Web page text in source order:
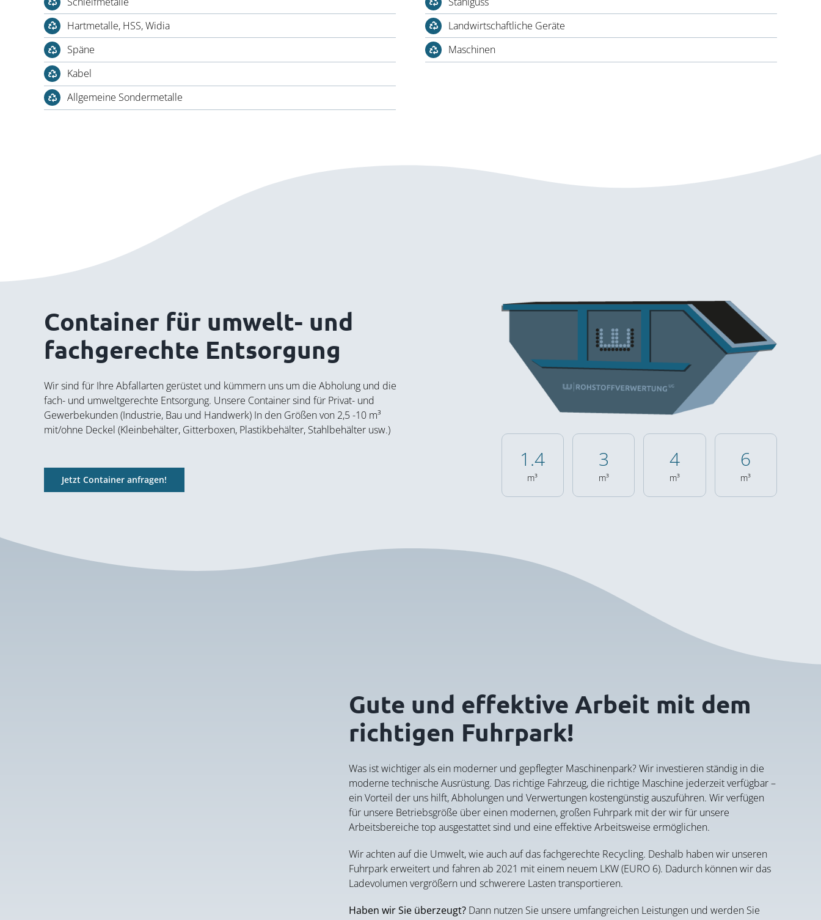
Hartmetalle, HSS, Widia
Späne
Kabel
Allgemeine Sondermetalle
Landwirtschaftliche Geräte
Maschinen
Container für umwelt- und
fachgerechte Entsorgung
Wir sind für Ihre Abfallarten gerüstet und kümmern uns um die Abholung und die
fach- und umweltgerechte Entsorgung. Unsere Container sind für Privat- und
Gewerbekunden (Industrie, Bau und Handwerk) In den Größen von 2,5 -10 m³
mit/ohne Deckel (Kleinbehälter, Gitterboxen, Plastikbehälter, Stahlbehälter usw.)
Jetzt Container anfragen!
2.2
m³
4
m³
6
m³
9
m³
Gute und effektive Arbeit mit dem
richtigen Fuhrpark!
Was ist wichtiger als ein moderner und gepflegter Maschinenpark? Wir investieren ständig in die
moderne technische Ausrüstung. Das richtige Fahrzeug, die richtige Maschine jederzeit verfügbar –
ein Vorteil der uns hilft, Abholungen und Verwertungen kostengünstig auszuführen. Wir verfügen
für unsere Betriebsgröße über einen modernen, großen Fuhrpark mit der wir für unsere
Arbeitsbereiche top ausgestattet sind und eine effektive Arbeitsweise ermöglichen.
Wir achten auf die Umwelt, wie auch auf das fachgerechte Recycling. Deshalb haben wir unseren
Fuhrpark erweitert und fahren ab 2021 mit einem neuem LKW (EURO 6). Dadurch können wir das
Ladevolumen vergrößern und schwerere Lasten transportieren.
Haben wir Sie überzeugt? Dann nutzen Sie unsere umfangreichen Leistungen und werden Sie